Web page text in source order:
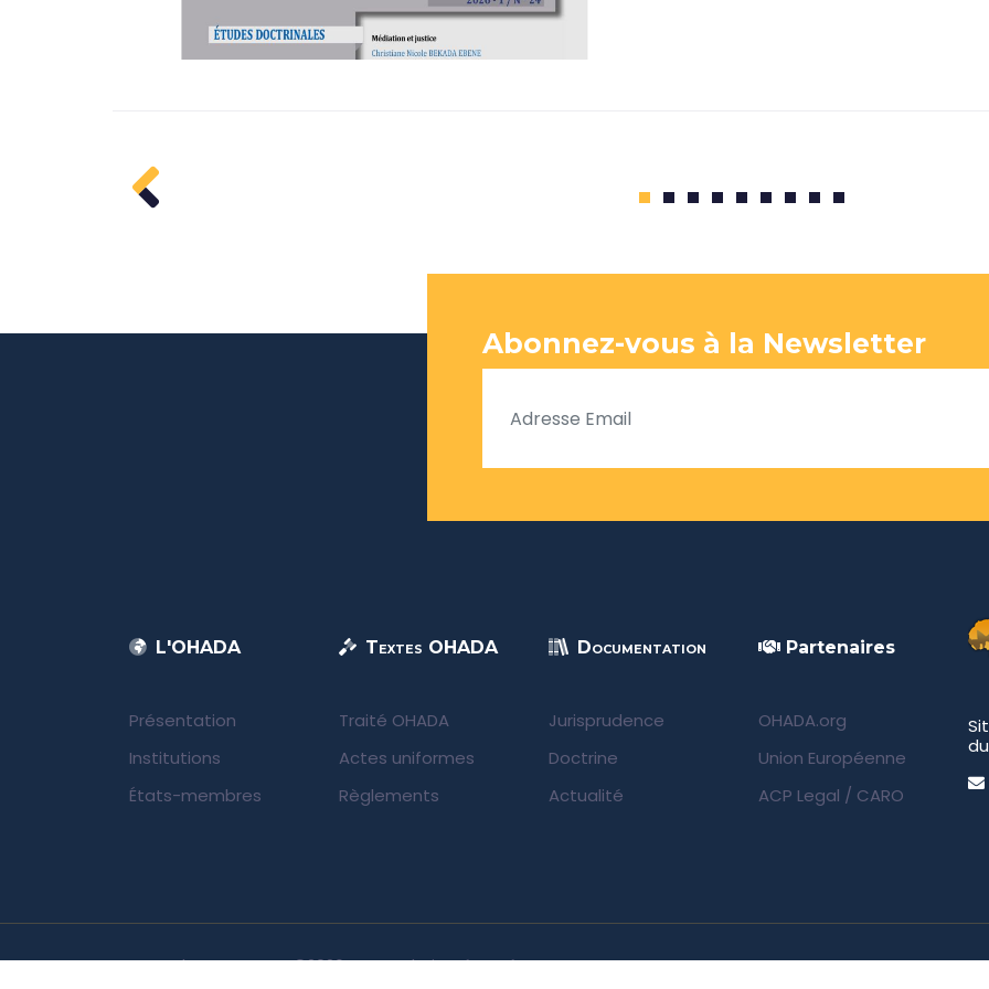
1 2 3 4 5 6 7 8 9
Abonnez-vous à la Newsletter
L'OHADA
Présentation
Institutions
États-membres
Textes OHADA
Traité OHADA
Actes uniformes
Règlements
Documentation
Jurisprudence
Doctrine
Actualité
Partenaires
OHADA.org
Union Européenne
ACP Legal / CARO
UNIDA | OHADA.com©2026 • Tous droits réservés